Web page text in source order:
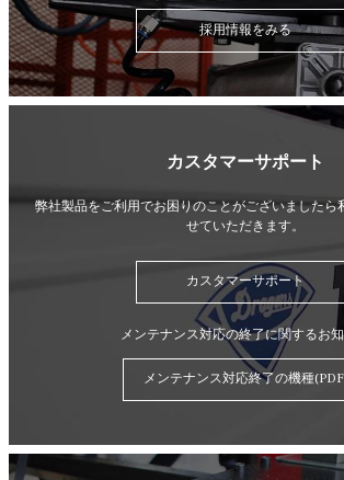
採用情報をみる
カスタマーサポート
弊社製品をご利用でお困りのことがございましたら
せていただきます。
カスタマーサポート
メンテナンス対応の終了に関するお
メンテナンス対応終了の機種